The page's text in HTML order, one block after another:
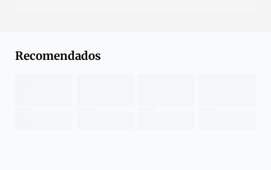
Recomendados